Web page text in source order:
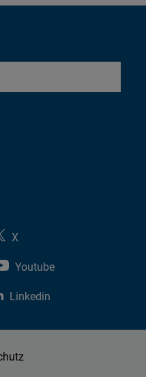
X
Youtube
Linkedin